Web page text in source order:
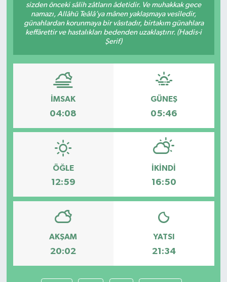
sizden önceki sâlih zâtların âdetidir. Ve muhakkak gece
namazı, Allâhü Teâlâ’ya mânen yaklaşmaya vesîledir,
günahlardan korunmaya bir vâsıtadır, birtakım günahlara
keffârettir ve hastalıkları bedenden uzaklaştırır. (Hadis-i
Şerif)
İMSAK
04:08
GÜNEŞ
05:46
ÖĞLE
12:59
İKINDI
16:50
AKŞAM
20:02
YATSI
21:34